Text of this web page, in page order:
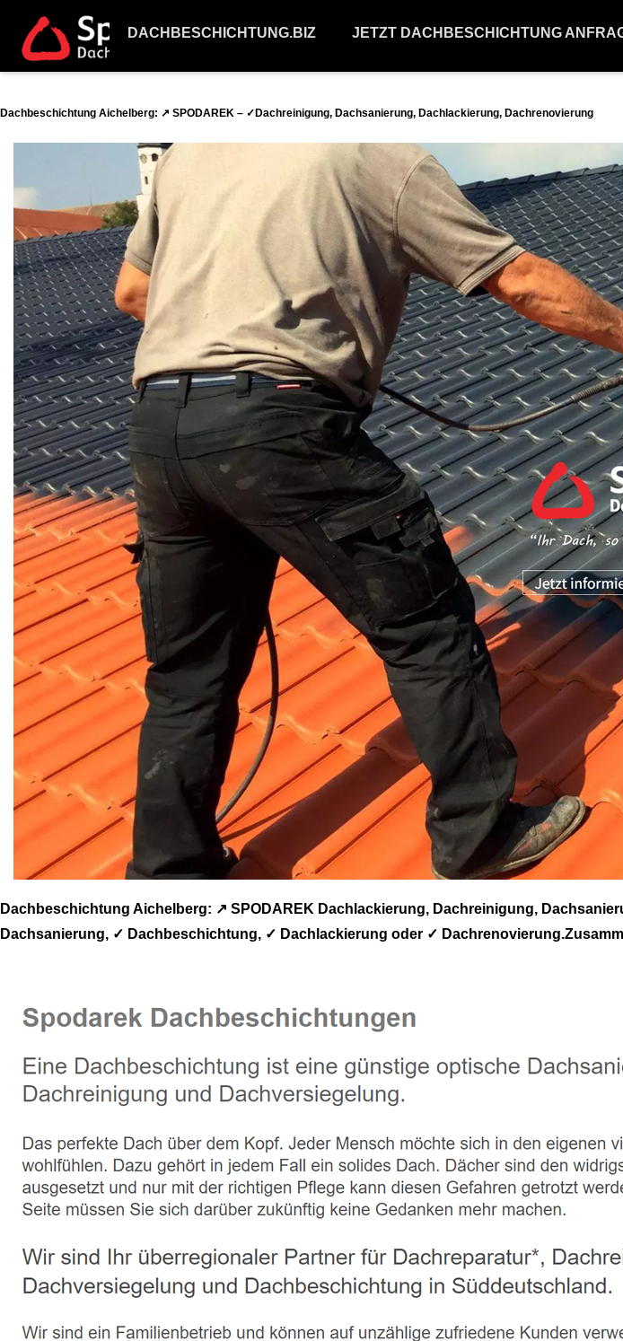
DACHBESCHICHTUNG.BIZ JETZT DACHBESCHICHTUNG
Dachbeschichtung Aichelberg: ↗️ SPODAREK – ✓Dachreinigung, Dachsanierung, Dachlackierung, Dachrenovierung
Dachbeschichtung Aichelberg: ↗️ SPODAREK Dachlackierung, Dachreinigung,
Dachsanierung, ✓ Dachbeschichtung, ✓ Dachlackierung oder ✓